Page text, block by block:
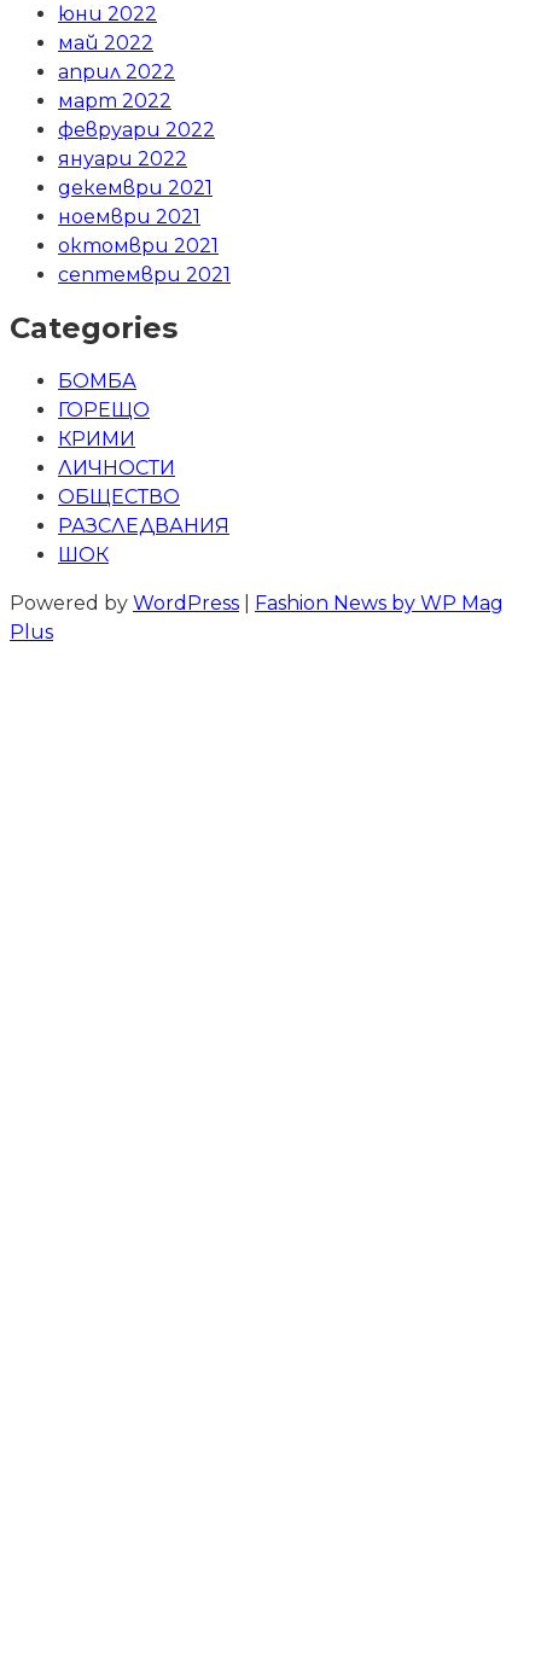
юни 2022
май 2022
април 2022
март 2022
февруари 2022
януари 2022
декември 2021
ноември 2021
октомври 2021
септември 2021
Categories
БОМБА
ГОРЕЩО
КРИМИ
ЛИЧНОСТИ
ОБЩЕСТВО
РАЗСЛЕДВАНИЯ
ШОК
Powered by WordPress
Fashion News by WP Mag
Plus